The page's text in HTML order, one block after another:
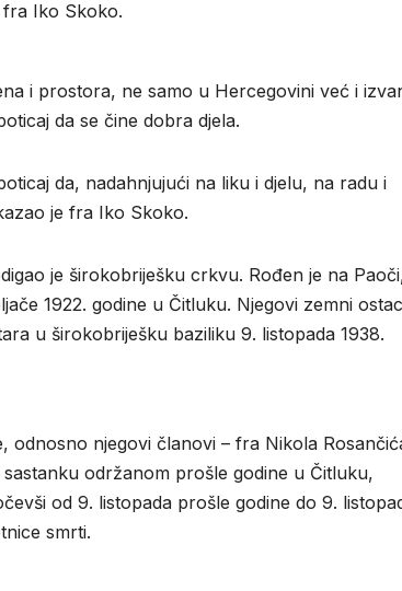
fra Iko Skoko.
i prostora, ne samo u Hercegovini već i
da se čine dobra djela.
da, nadahnjujući na liku i djelu, na radu i
je fra Iko Skoko.
je širokobriješku crkvu. Rođen je na
1922. godine u Čitluku. Njegovi zemni
u širokobriješku baziliku 9. listopada 1938.
odnosno njegovi članovi – fra Nikola
održanom prošle godine u Čitluku,
od 9. listopada prošle godine do 9.
smrti.